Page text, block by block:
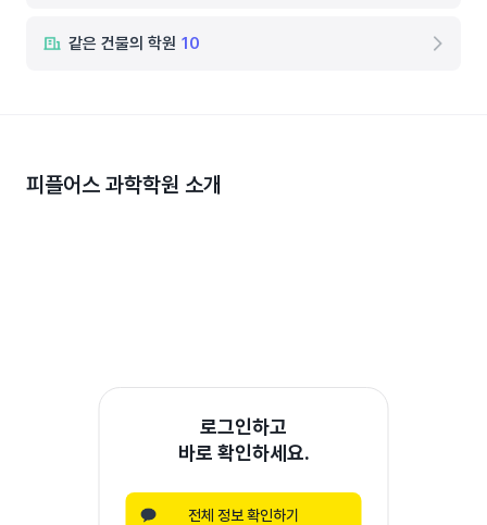
같은 건물의 학원 10
피플어스 과학학원 소개
로그인하고
바로 확인하세요.
전체 정보 확인하기